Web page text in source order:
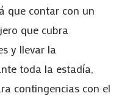
que contar con un
que cubra
y llevar la
toda la estadía,
contingencias con el